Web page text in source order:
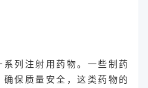
列注射用药物。一些制药
保质量安全，这类药物的